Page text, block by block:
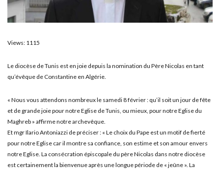
Views: 1115
Le diocèse de Tunis est en joie depuis la nomination du Père Nicolas en tant
qu’évêque de Constantine en Algérie.
« Nous vous attendons nombreux le samedi 8 février : qu’il soit un jour de fête
et de grande joie pour notre Eglise de Tunis, ou mieux, pour notre Eglise du
Maghreb » affirme notre archevêque.
Et mgr Ilario Antoniazzi de préciser : « Le choix du Pape est un motif de fierté
pour notre Eglise car il montre sa confiance, son estime et son amour envers
notre Eglise. La consécration épiscopale du père Nicolas dans notre diocèse
est certainement la bienvenue après une longue période de « jeûne ». La